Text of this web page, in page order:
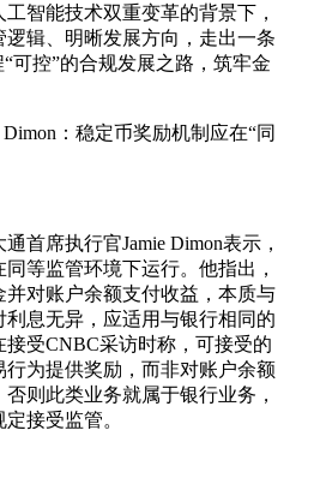
智能技术双重变革的背景下，
辑、明晰发展方向，走出一条
可控”的合规发展之路，筑牢金
Dimon：稳定币奖励机制应在“同
首席执行官Jamie Dimon表示，
等监管环境下运行。他指出，
并对账户余额支付收益，本质与
息无异，应适用与银行相同的
接受CNBC采访时称，可接受的
行为提供奖励，而非对账户余额
则此类业务就属于银行业务，
接受监管。